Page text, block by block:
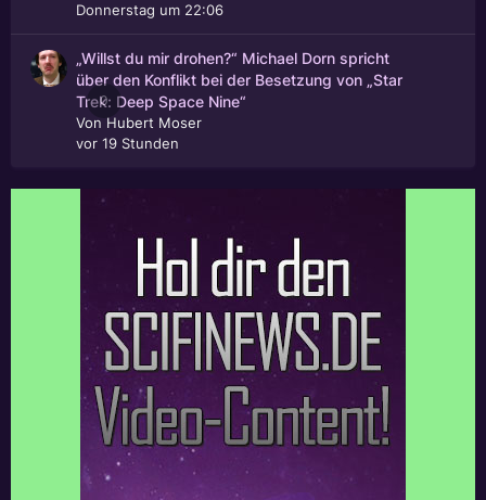
Donnerstag um 22:06
0
„Willst du mir drohen?“ Michael Dorn spricht
über den Konflikt bei der Besetzung von „Star
Trek: Deep Space Nine“
Von Hubert Moser
vor 19 Stunden